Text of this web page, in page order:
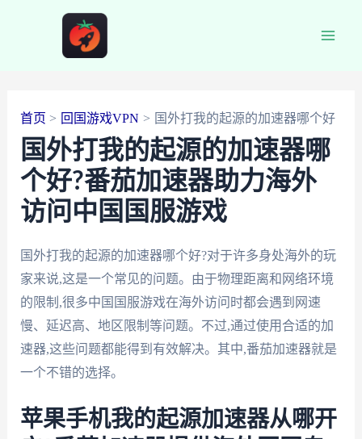
首页 回国游戏VPN 国外打我的起源的加速器哪个好
国外打我的起源的加速器哪
个好?番茄加速器助力海外
访问中国国服游戏
国外打我的起源的加速器哪个好?对于许多身处海外的玩
家来说,这是一个常见的问题。由于物理距离和网络环境
的限制,很多中国国服游戏在海外访问时都会遇到网速
慢、延迟高、地区限制等问题。不过,通过使用合适的加
速器,这些问题都能得到有效解决。其中,番茄加速器就是
一个不错的选择。
苹果手机我的起源加速器从哪开